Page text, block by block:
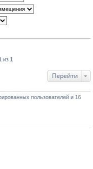
из 1
Перейти
пользователей и 16